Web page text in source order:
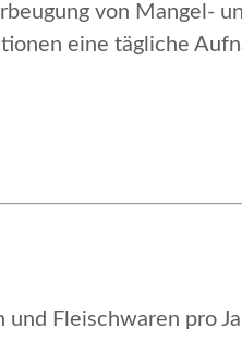
von Mangel-
eine tägliche
Fleischwaren pro